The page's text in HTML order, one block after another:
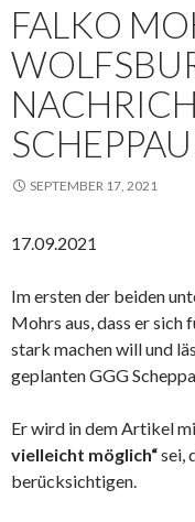
FALKO
SEPTEMBER 17, 2021
17.09.2021
Im ersten der beiden
Mohrs aus, dass er
stark machen will und
geplanten GGG
Er wird in dem Artikel
vielleicht möglich“sei,
berücksichtigen.